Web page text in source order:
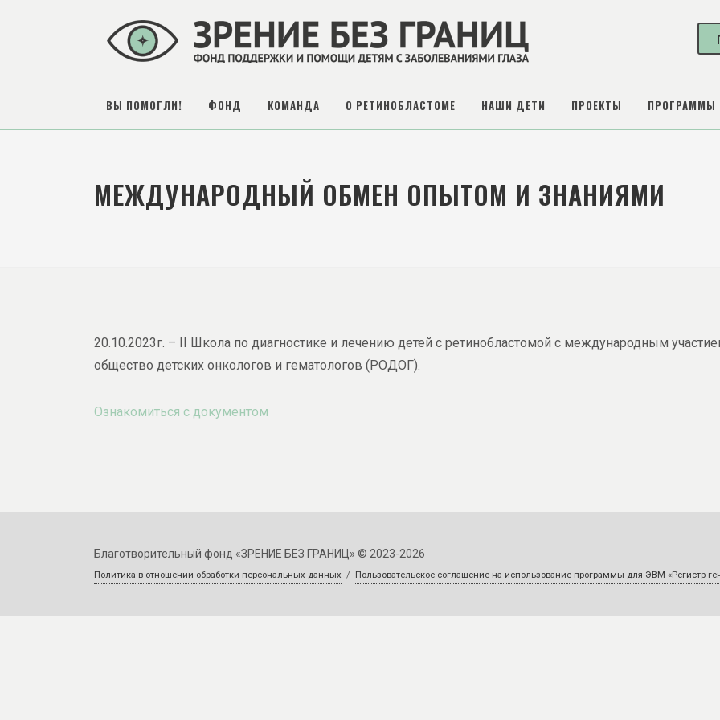
ВЫ ПОМОГЛИ! ФОНД КОМАНДА О РЕТИНОБЛАСТОМЕ НАШИ ДЕТИ ПРОЕКТЫ ПРОГРАММЫ
МЕЖДУНАРОДНЫЙ ОБМЕН ОПЫТОМ И ЗНАНИЯМИ
20.10.2023г. – II Школа по диагностике и лечению детей с ретинобластомой с международным
общество детских онкологов и гематологов (РОДОГ).
Ознакомиться с документом
Благотворительный фонд «ЗРЕНИЕ БЕЗ ГРАНИЦ» © 2023-2026
Политика в отношении обработки персональных данных / Пользовательское соглашение на использование программы для ЭВМ «Регистр